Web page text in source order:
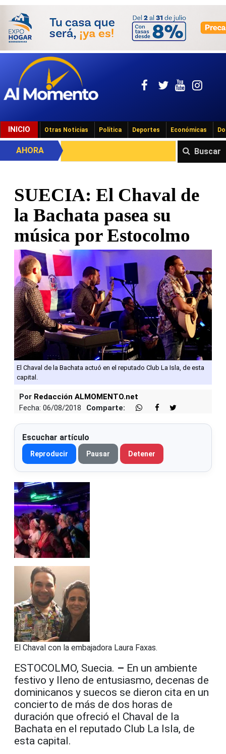
INICIO Otras Noticias Política Deportes Económicas
Buscar
AHORA
SUECIA: El Chaval de
la Bachata pasea su
música por Estocolmo
El Chaval de la Bachata actuó en el reputado Club La Isla, de esta
capital.
Por Redacción ALMOMENTO.net
Fecha: 06/08/2018
Comparte:
Escuchar artículo
Reproducir Pausar Detener
El Chaval con la embajadora Laura Faxas.
ESTOCOLMO, Suecia. – En un ambiente
festivo y lleno de entusiasmo, decenas de
dominicanos y suecos se dieron cita en un
concierto de más de dos horas de
duración que ofreció el Chaval de la
Bachata en el reputado Club La Isla, de
esta capital.